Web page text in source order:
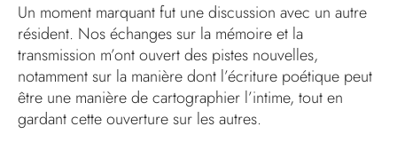
Un moment marquant fut une discussion avec un autre
résident. Nos échanges sur la mémoire et la
transmission m’ont ouvert des pistes nouvelles,
notamment sur la manière dont l’écriture poétique peut
être une manière de cartographier l’intime, tout en
gardant cette ouverture sur les autres.